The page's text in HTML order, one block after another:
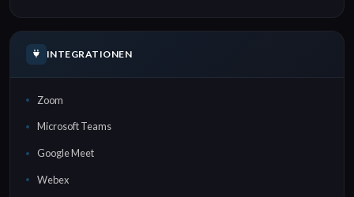
INTEGRATIONEN
Zoom
Microsoft Teams
Google Meet
Webex